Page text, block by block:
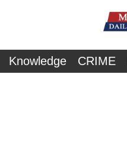
Knowledge CRIME